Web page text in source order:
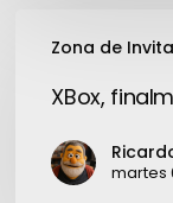
Zona de
finalmente
Argentina
XBox,
martes